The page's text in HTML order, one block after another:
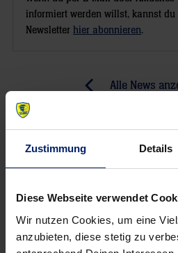
Zustimmung Details
Diese Webseite verwendet
Wir nutzen Cookies, um eine
anzubieten, diese stetig zu
informiert werden willst, kannst du
Newsletter hier abonnieren.
navigation
haben
gepackt
Alle News